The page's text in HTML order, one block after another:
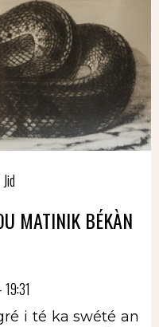
MATINIK BÉKÀN
i té ka swété an